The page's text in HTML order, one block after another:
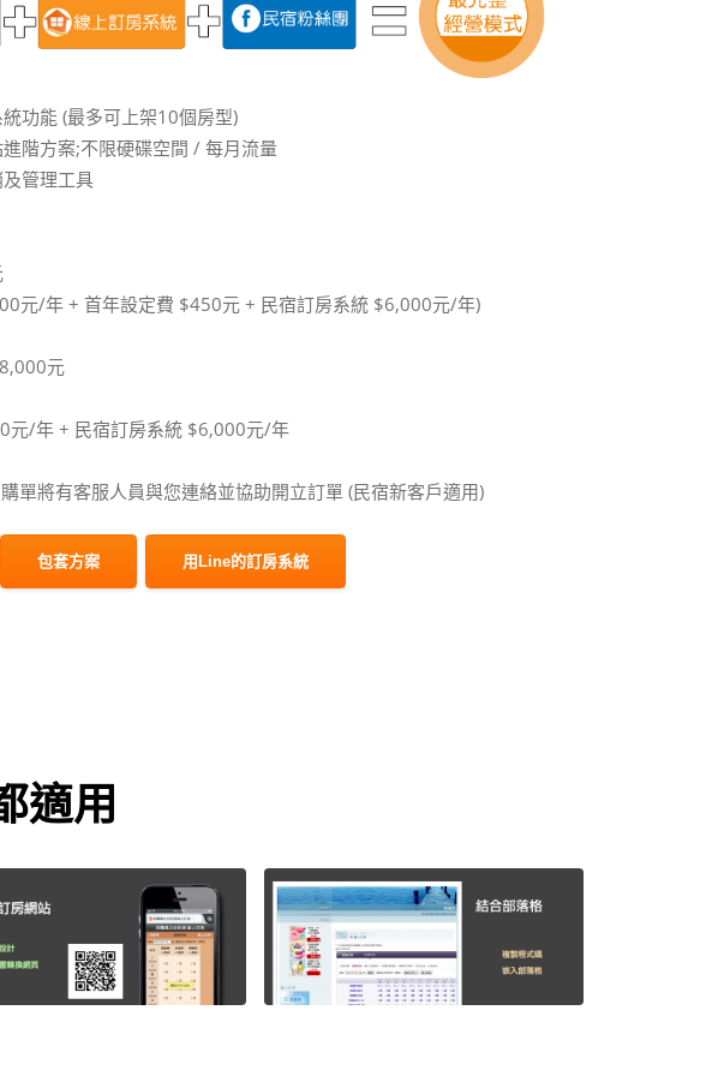
功能 (最多可上架10個房型)
階方案;不限硬碟空間 / 每月流量
管理工具
元/年 + 首年設定費 $450元 + 民宿訂房系統 $6,000元/年)
元
元/年 + 民宿訂房系統 $6,000元/年
單將有客服人員與您連絡並協助開立訂單 (民宿新客戶適用)
包套方案 用Line的訂房系統
適用